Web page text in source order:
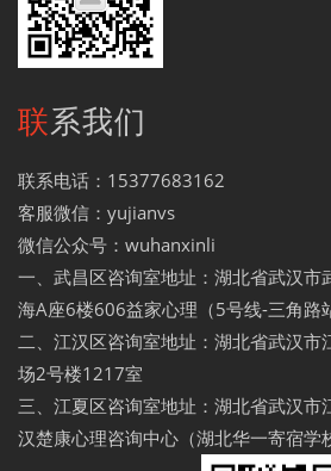
联系我们
联系电话：15377683162
客服微信：yujianvs
微信公众号：wuhanxinli
一、武昌区咨询室地址：湖北省武汉市
海A座6楼606益家心理（5号线-三角路
二、江汉区咨询室地址：湖北省武汉市
场2号楼1217室
三、江夏区咨询室地址：湖北省武汉市
汉楚康心理咨询中心（湖北华一寄宿学